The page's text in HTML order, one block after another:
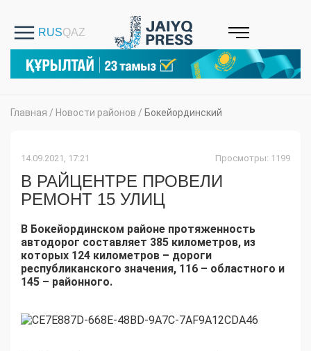
Главная / Новости районов / Бокейординский
14.09.2021, 17:21 Просмотры: 1199
В РАЙЦЕНТРЕ ПРОВЕЛИ
РЕМОНТ 15 УЛИЦ
В Бокейординском районе протяженность
автодорог составляет 385 километров, из
которых 124 километров – дороги
республиканского значения, 116 – областного и
145 – районного.